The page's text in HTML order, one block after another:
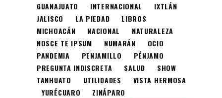
GUANAJUATO
INTERNACIONAL
IXTLÁN
JALISCO
LA PIEDAD
LIBROS
MICHOACÁN
NACIONAL
NATURALEZA
NOSCE TE IPSUM
NUMARÁN
OCIO
PANDEMIA
PENJAMILLO
PÉNJAMO
PREGUNTA INDISCRETA
SALUD
SHOW
TANHUATO
UTILIDADES
VISTA HERMOSA
YURÉCUARO
ZINÁPARO